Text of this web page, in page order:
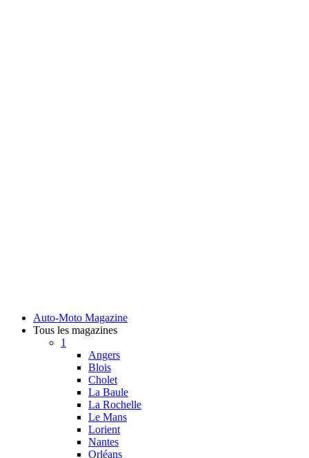
Auto-Moto Magazine
Tous les magazines
1
Angers
Blois
Cholet
La Baule
La Rochelle
Le Mans
Lorient
Nantes
Orléans